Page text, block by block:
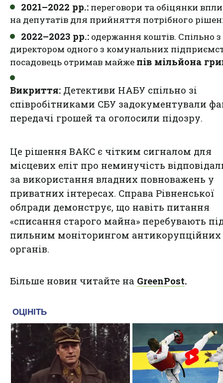
2021–2022 рр.: переговори та обіцянки
на депутатів для прийняття потрібного
2022–2023 рр.: одержання коштів. Спільно з
директором одного з комунальних
посадовець отримав майже пів мільйона
Викриття: Детективи НАБУ спільно зі
співробітниками СБУ задокументували
передачі грошей та оголосили підозру.
Це рішення ВАКС є чітким сигналом для
місцевих еліт про неминучість
за використання владних повноважень у
приватних інтересах. Справа Рівненської
облради демонструє, що навіть питання
«списання старого майна» перебувають
пильним моніторингом антикорупційних
органів.
Більше новин читайте на GreenPost.